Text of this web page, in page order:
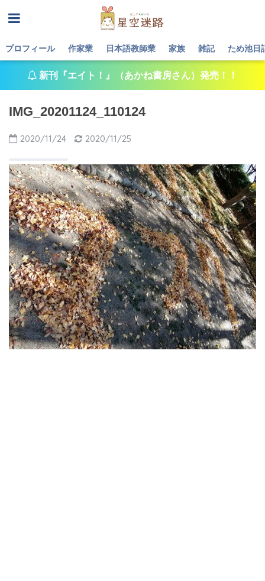
プロフィール 作家業 日本語教師業 家族 雑記 ため池日
新刊『エイト！』（あかね書房さん）発売！！
IMG_20201124_110124
2020/11/24 2020/11/25